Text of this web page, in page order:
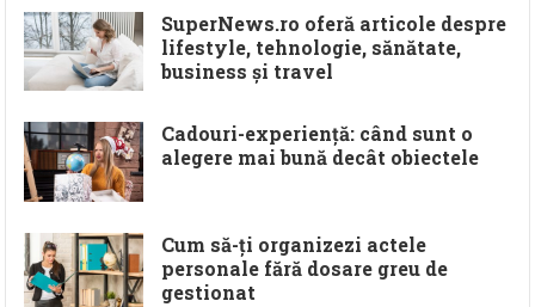
SuperNews.ro oferă articole despre
lifestyle, tehnologie, sănătate,
business și travel
Cadouri-experiență: când sunt o
alegere mai bună decât obiectele
Cum să-ți organizezi actele
personale fără dosare greu de
gestionat